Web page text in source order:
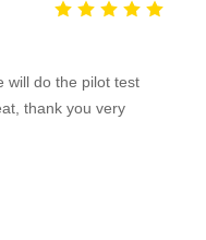
will do the pilot test
thank you very